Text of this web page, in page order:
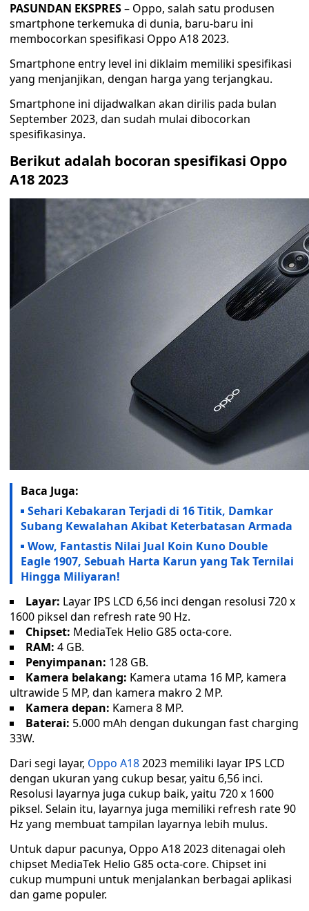
PASUNDAN EKSPRES– Oppo, salah satu produsen
smartphone terkemuka di dunia, baru-baru ini
membocorkan spesifikasi Oppo A18 2023.
Smartphone entry level ini diklaim memiliki spesifikasi
yang menjanjikan, dengan harga yang terjangkau.
Smartphone ini dijadwalkan akan dirilis pada bulan
September 2023, dan sudah mulai dibocorkan
spesifikasinya.
Berikut adalah bocoran spesifikasi Oppo
A18 2023
Baca Juga:
Sehari Kebakaran Terjadi di 16 Titik, Damkar
Subang Kewalahan Akibat Keterbatasan Armada
Wow, Fantastis Nilai Jual Koin Kuno Double
Eagle 1907, Sebuah Harta Karun yang Tak Ternilai
Hingga Miliyaran!
Layar: Layar IPS LCD 6,56 inci dengan resolusi 720 x
1600 piksel dan refresh rate 90 Hz.
Chipset: MediaTek Helio G85 octa-core.
RAM: 4 GB.
Penyimpanan: 128 GB.
Kamera belakang: Kamera utama 16 MP, kamera
ultrawide 5 MP, dan kamera makro 2 MP.
Kamera depan: Kamera 8 MP.
Baterai: 5.000 mAh dengan dukungan fast charging
33W.
Dari segi layar, Oppo A182023 memiliki layar IPS LCD
dengan ukuran yang cukup besar, yaitu 6,56 inci.
Resolusi layarnya juga cukup baik, yaitu 720 x 1600
piksel. Selain itu, layarnya juga memiliki refresh rate 90
Hz yang membuat tampilan layarnya lebih mulus.
Untuk dapur pacunya, Oppo A18 2023 ditenagai oleh
chipset MediaTek Helio G85 octa-core. Chipset ini
cukup mumpuni untuk menjalankan berbagai aplikasi
dan game populer.